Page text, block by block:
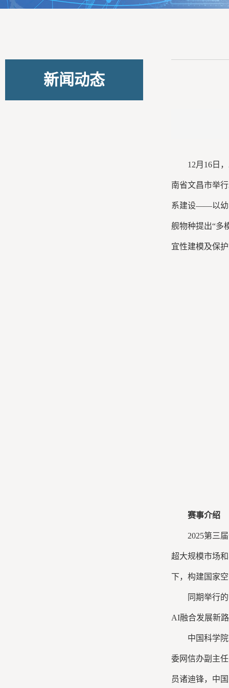
新闻动态
12月16日
南省文昌市举
系建设——以幼
舰物种提出“多
宜性建模及保
赛事介绍
2025第三
超大规模市场
下，构建国家
同期举行
AI融合发展新
中国科学
委网信办副主
员诸迪锋，中